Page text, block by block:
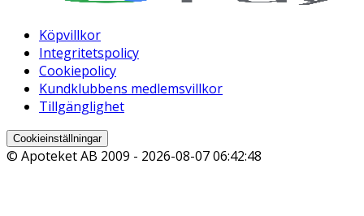
Köpvillkor
Integritetspolicy
Cookiepolicy
Kundklubbens medlemsvillkor
Tillgänglighet
Cookieinställningar
© Apoteket AB 2009 - 2026-08-07 06:42:48